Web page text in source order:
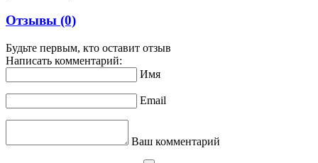
Отзывы (0)
Будьте первым, кто оставит отзыв
Написать комментарий:
Имя
Email
Ваш комментарий